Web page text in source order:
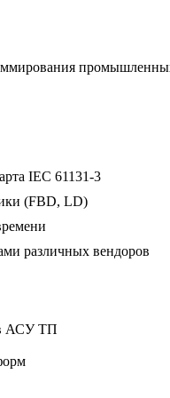
IEC 61131-3
(FBD, LD)
различных вендоров
АСУ ТП